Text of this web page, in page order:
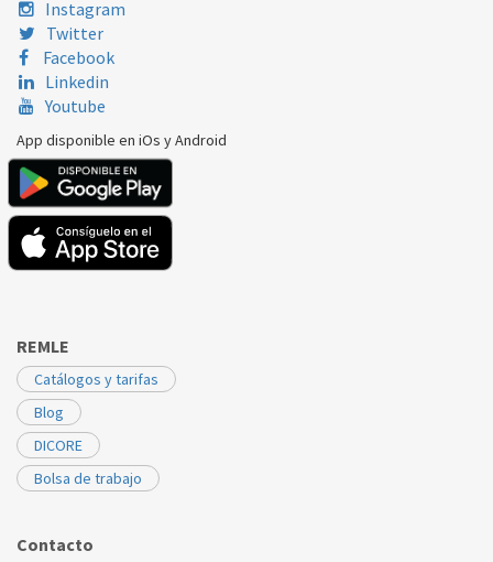
Instagram
Twitter
Facebook
Linkedin
Youtube
App disponible en iOs y Android
REMLE
Catálogos y tarifas
Blog
DICORE
Bolsa de trabajo
Contacto